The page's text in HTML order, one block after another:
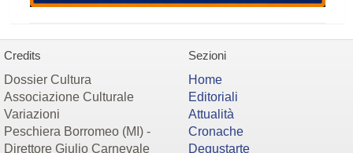
Credits
Dossier Cultura
Associazione Culturale
Variazioni
Peschiera Borromeo (MI) -
Direttore Giulio Carnevale
Sezioni
Home
Editoriali
Attualità
Cronache
Degustarte